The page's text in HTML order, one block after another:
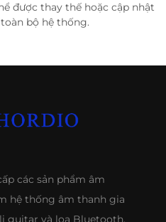
được thay thế hoặc cập nhật
bộ hệ thống.
các sản phẩm âm
hệ thống âm thanh gia
guitar và loa Bluetooth.